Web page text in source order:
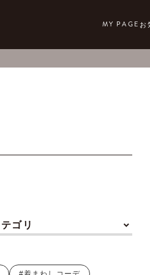
ゴリ